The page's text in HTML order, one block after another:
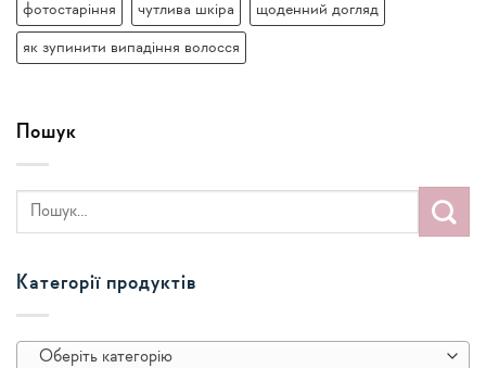
фотостаріння чутлива шкіра щоденний догляд
як зупинити випадіння волосся
Пошук
Категорії продуктів
Оберіть категорію